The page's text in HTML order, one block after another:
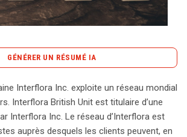
CONTACT
GÉNÉRER UN RÉSUMÉ IA
leader mondial de la livraison de fleurs,
une action en justice contre Marks &
au Royaume-Uni. Le litige a émergé
Interflora Inc. exploite un réseau mondial
Interflora British Unit est titulaire d’une
Interflora Inc. Le réseau d’Interflora est
auprès desquels les clients peuvent, en